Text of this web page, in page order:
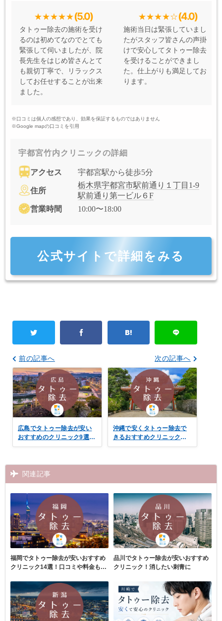
(5.0)
タトゥー除去の施術を受け
るのは初めてなのでとても
緊張して伺いましたが、院
長先生をはじめ皆さんとて
も親切丁寧で、リラックス
してお任せすることが出来
ました。
(4.0)
施術当日は緊張していまし
たがスタッフ皆さんの声掛
けで安心してタトゥー除去
を受けることができまし
た。仕上がりも満足してお
ります。
※口コミは個人の感想であり、効果を保証するものではありません
※Google mapの口コミを引用
宇都宮竹内クリニックの詳細
アクセス 宇都宮駅から徒歩5分
住所
栃木県宇都宮市駅前通り１丁目1-9
駅前通り第一ビル６F
営業時間
10:00〜18:00
公式サイトで詳細をみる
前の記事へ
広島でタトゥー除去が安い
おすすめのクリニック9選！
モニター制度も
次の記事へ
沖縄で安くタトゥー除去で
きるおすすめクリニック！
モニター価格など
関連記事
福岡でタトゥー除去が安いおすすめ
クリニック14選！口コミや料金も紹
品川でタトゥー除去が安いおすすめ
クリニック！消したい刺青に